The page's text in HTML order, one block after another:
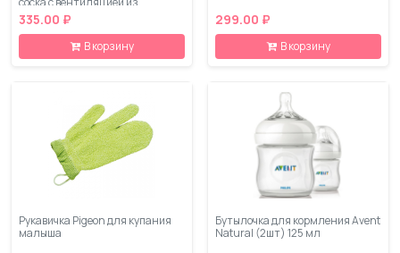
силикона р. 1 М с рождения
335.00 ₽
В корзину
299.00 ₽
В корзину
Рукавичка Pigeon для купания
малыша
Бутылочка для кормления Avent
Natural (2шт) 125 мл